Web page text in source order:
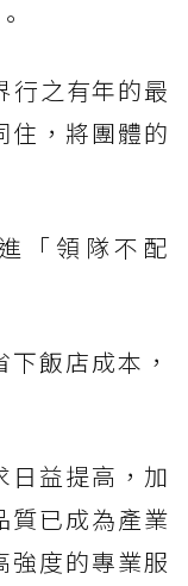
行之有年的最
住，將團體的
「領隊不配
飯店成本，
日益提高，加
質已成為產業
強度的專業服